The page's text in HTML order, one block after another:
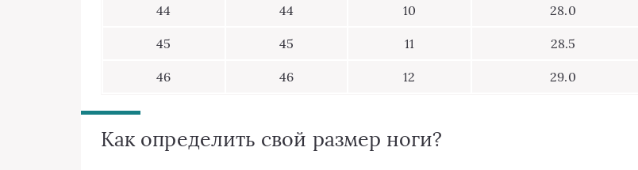
44 44 10 28.0
45 45 11 28.5
46 46 12 29.0
Как определить свой размер ноги?